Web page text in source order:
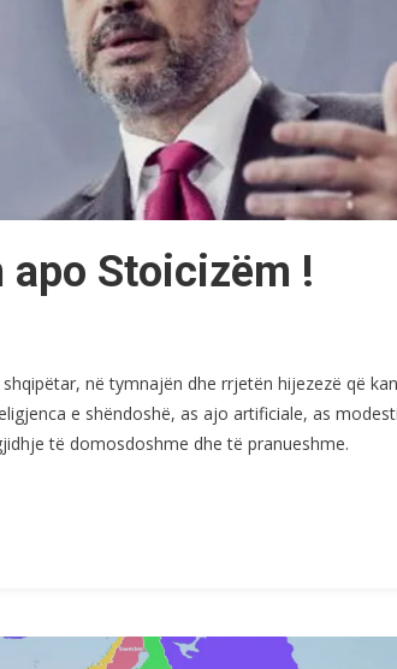
Stoicizëm !
në tymnajën dhe rrjetën hijezezë që
e shëndoshë, as ajo artificiale, as
të domosdoshme dhe të pranueshme.